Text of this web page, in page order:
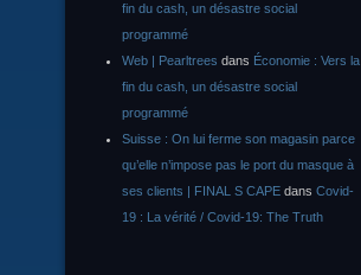
fin du cash, un désastre social
programmé
Web | Pearltrees dans Économie : Vers la
fin du cash, un désastre social
programmé
Suisse : On lui ferme son magasin parce
qu’elle n’impose pas le port du masque à
ses clients | FINAL S CAPE dans Covid-
19 : La vérité / Covid-19: The Truth